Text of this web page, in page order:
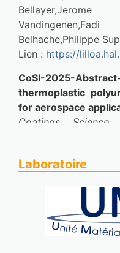
Belhache,Philippe
Lien : https://
CoSI-2025-
thermoplastic
for aerospace
Coatings Science
Casetta,Séverine
Abdominal PP
core-sheath
anticoagulant and
Laboratoire